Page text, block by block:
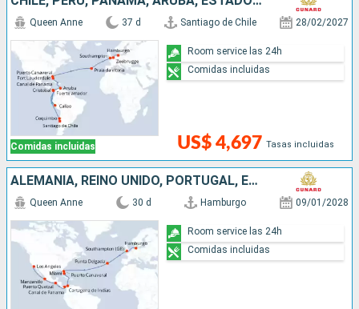
Comidas incluidas
Queen Anne 37 d Santiago de Chile 28/02/2027
US$ 4,697 Tasas incluidas
Room service las 24h
Comidas incluidas
ALEMANIA, REINO UNIDO, PORTUGAL, ESTADOS UNIDOS, COLOMBIA, PANAMÁ, GUATEMALA, MÉXICO
Queen Anne 30 d Hamburgo 09/01/2028
Room service las 24h
Comidas incluidas